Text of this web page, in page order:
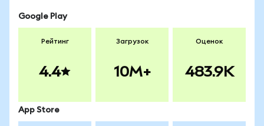
Google Play
Рейтинг
4.4
Загрузок
10M+
Оценок
483.9K
App Store